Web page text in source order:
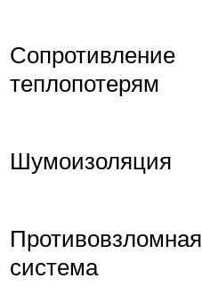
Сопротивление
теплопотерям
Шумоизоляция
Противовзломная
система